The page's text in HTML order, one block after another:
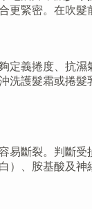
緊密。在吹
義捲度、抗
護髮霜或捲
斷裂。判斷
、胺基酸及